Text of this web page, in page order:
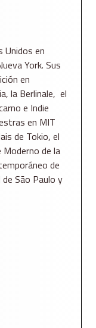
Unidos en
York. Sus
en
la Berlinale, el
e Indie
en MIT
de Tokio, el
de la
de
São Paulo y